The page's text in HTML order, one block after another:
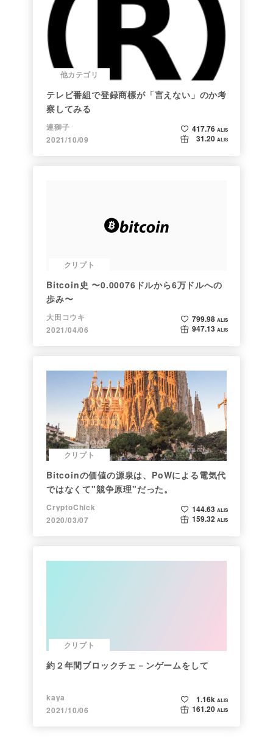
他カテゴリ
テレビ番組で登録商標が「言えない」のか考
察してみる
連獅子
2021/10/09
417.76 ALIS
31.20 ALIS
クリプト
Bitcoin史 〜0.00076ドルから6万ドルへの
歩み〜
大田コウキ
2021/04/06
799.98 ALIS
947.13 ALIS
クリプト
Bitcoinの価値の源泉は、PoWによる電気代
ではなくて"競争原理"だった。
CryptoChick
2020/03/07
144.63 ALIS
159.32 ALIS
クリプト
約２年間ブロックチェ－ンゲームをして
kaya
2021/10/06
1.16k ALIS
161.20 ALIS